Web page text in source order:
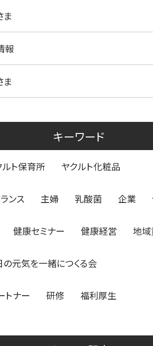
ま
報
ま
キーワード
ルト保育所 ヤクルト化粧品
ンス 主婦 乳酸菌 企業
健康セミナー 健康経営 地
の元気を一緒につくる会
トナー 研修 福利厚生